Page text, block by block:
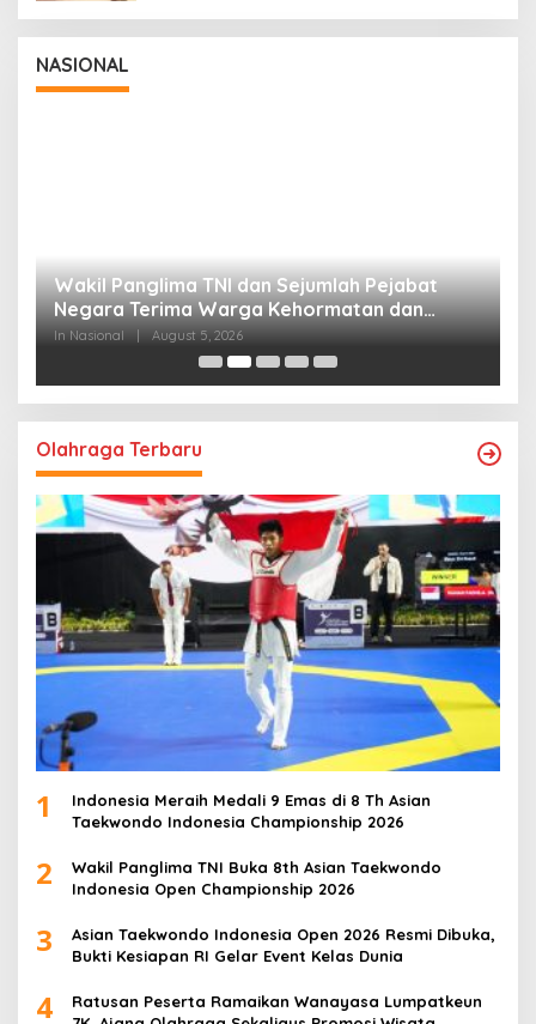
NASIONAL
Wakil Panglima TNI dan Sejumlah Pejabat
Negara Terima Warga Kehormatan dan
Brevet Korps Marinir
In Nasional August 5, 2026
Olahraga Terbaru
1
Indonesia Meraih Medali 9 Emas di 8 Th Asian
Taekwondo Indonesia Championship 2026
2
Wakil Panglima TNI Buka 8th Asian Taekwondo
Indonesia Open Championship 2026
3
Asian Taekwondo Indonesia Open 2026 Resmi Dibuka,
Bukti Kesiapan RI Gelar Event Kelas Dunia
4
Ratusan Peserta Ramaikan Wanayasa Lumpatkeun